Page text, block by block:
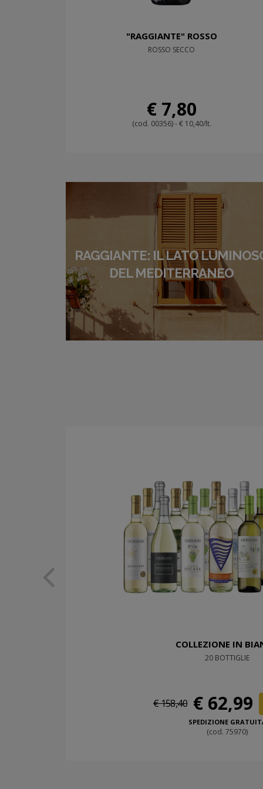
"RAGGIANTE" ROSSO
ROSSO SECCO
€ 7,80
(cod. 00356) - € 10,40/lt.
RAGGIANTE: IL LATO
DEL MEDITERRANEO
COLLEZIONE IN
20 BOTTIGLIE
€ 158,40 € 62,99
SPEDIZIONE
(cod. 75970)